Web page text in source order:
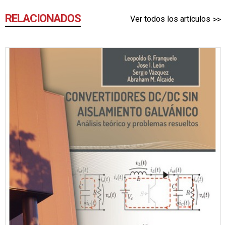
RELACIONADOS Ver todos los artículos